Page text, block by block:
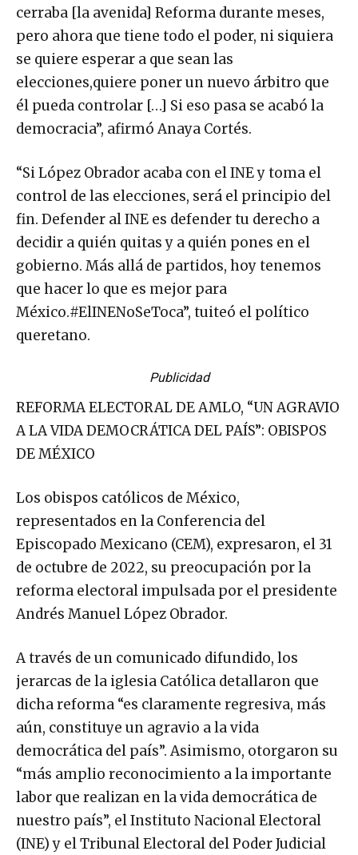
cerraba [la avenida] Reforma durante meses,
pero ahora que tiene todo el poder, ni siquiera
se quiere esperar a que sean las
elecciones,quiere poner un nuevo árbitro que
él pueda controlar […] Si eso pasa se acabó la
democracia”, afirmó Anaya Cortés.
“Si López Obrador acaba con el INE y toma el
control de las elecciones, será el principio del
fin. Defender al INE es defender tu derecho a
decidir a quién quitas y a quién pones en el
gobierno. Más allá de partidos, hoy tenemos
que hacer lo que es mejor para
México.#ElINENoSeToca”, tuiteó el político
queretano.
Publicidad
REFORMA ELECTORAL DE AMLO, “UN AGRAVIO
A LA VIDA DEMOCRÁTICA DEL PAÍS”: OBISPOS
DE MÉXICO
Los obispos católicos de México,
representados en la Conferencia del
Episcopado Mexicano (CEM), expresaron, el 31
de octubre de 2022, su preocupación por la
reforma electoral impulsada por el presidente
Andrés Manuel López Obrador.
A través de un comunicado difundido, los
jerarcas de la iglesia Católica detallaron que
dicha reforma “es claramente regresiva, más
aún, constituye un agravio a la vida
democrática del país”. Asimismo, otorgaron su
“más amplio reconocimiento a la importante
labor que realizan en la vida democrática de
nuestro país”, el Instituto Nacional Electoral
(INE) y el Tribunal Electoral del Poder Judicial